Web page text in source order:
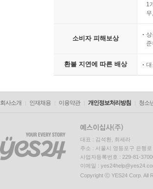
1
소비자 피해보상
환불 지연에 따른 배상 대
회사소개 인재채용 이용약관 개인정보처리방침 청소
대표 : 김석환, 최세라
주소 : 서울시 영등포구 은행
사업자등록번호 : 229-81-
이메일 :
Copyright ⓒ YES24 Corp. All